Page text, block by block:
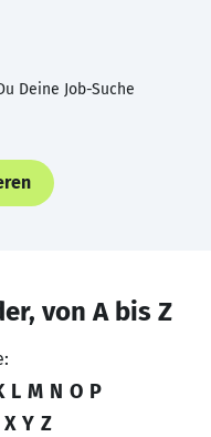
Deine Job-Suche
von A bis Z
L M N O P
X Y Z